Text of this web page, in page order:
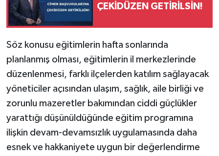
ÇEKİDÜZEN GETİRİLSİN!
Söz konusu eğitimlerin hafta sonlarında
planlanmış olması, eğitimlerin il merkezlerinde
düzenlenmesi, farklı ilçelerden katılım sağlayacak
yöneticiler açısından ulaşım, sağlık, aile birliği ve
zorunlu mazeretler bakımından ciddi güçlükler
yarattığı düşünüldüğünde eğitim programına
ilişkin devam-devamsızlık uygulamasında daha
esnek ve hakkaniyete uygun bir değerlendirme